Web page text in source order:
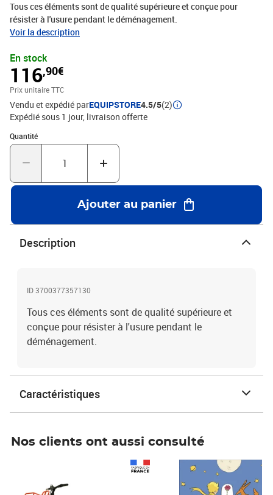
Tous ces éléments sont de qualité supérieure et conçue pour
résister à l'usure pendant le déménagement.
Voir la description
En stock
116,90€
Prix unitaire TTC
Vendu et expédié parEQUIPSTORE4.5/5(2)
Expédié sous 1 jour livraison offerte
Quantité
Quantité : 1
Ajouter au panier
Description
ID 3700377357130
Tous ces éléments sont de qualité supérieure et
conçue pour résister à l'usure pendant le
déménagement.
Caractéristiques
Nos clients ont aussi consulté
Prix 7,50€